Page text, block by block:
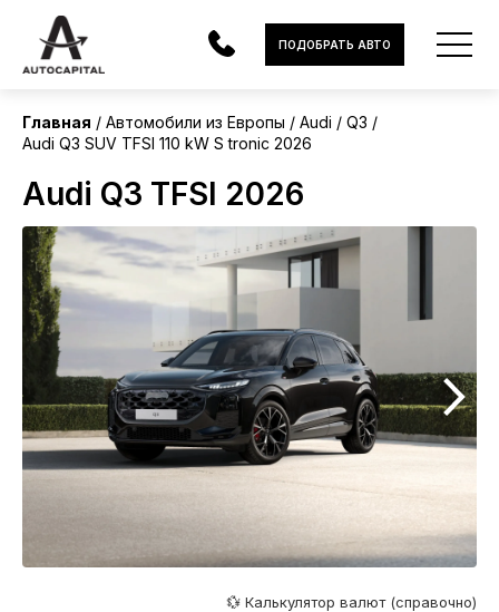
АВТОМОБИЛИ
ЭЛЕКТРОМОБИЛИ
В НАЛИЧИИ
МОТОЦИКЛЫ
УСЛУГИ
ЛИЗИНГ
НОВОСТИ
ОТЗЫВЫ
ВАКАНСИИ
ПОДОБРАТЬ АВТО
Главная Автомобили из Европы Audi
Q3
Audi Q3 SUV TFSI 110 kW S tronic 2026
Audi Q3 TFSI 2026
Европа
Без пробега
💱 Калькулятор валют (справочно)